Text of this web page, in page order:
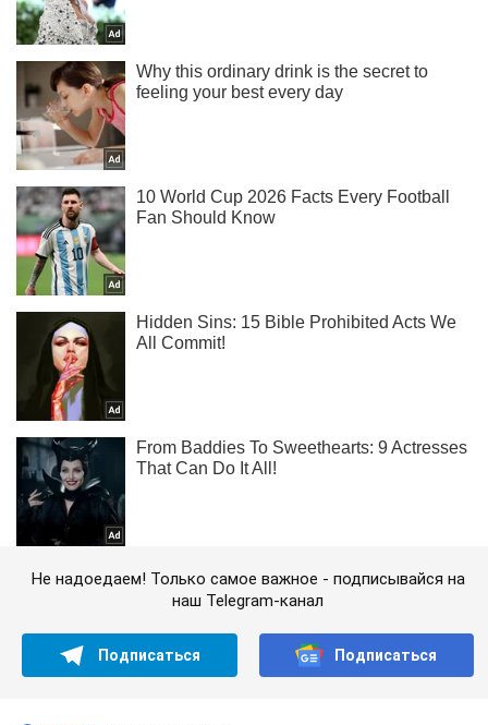
Не надоедаем! Только самое важное - подписывайся на
наш Telegram-канал
Подписаться Подписаться